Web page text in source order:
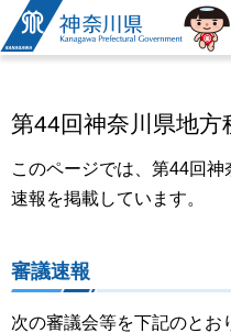
神奈川県
第44回神奈川県地
このページでは、第44回
速報を掲載しています。
審議速報
次の審議会等を下記のとお